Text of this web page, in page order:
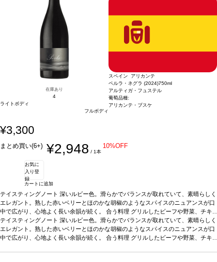
在庫あり
4
ライトボディ
フルボディ
スペイン アリカンテ
ペルラ・ネグラ (2024)750ml
アルティガ・フュステル
葡萄品種:
アリカンテ・ブスケ
¥3,300
まとめ買い(6+) ¥2,948 / 1本
10%OFF
お気に
入り登
録
カートに追加
テイスティングノート 深いルビー色。滑らかでバランスが取れていて、素晴らしく
エレガント。熟した赤いベリーとほのかな胡椒のようなスパイスのニュアンスが口
中で広がり、心地よく長い余韻が続く。 合う料理 グリルしたビーフや野菜、チキ
ンの照り焼きなどと好相性葡萄品種アリカンテ・ブーシェ 100%*本ヴィンテージ
が在庫切れの場合、在庫があり価格が同様の場合は自動的に次のヴィンテージに変
更されます、ご了承ください。
テイスティングノート 深いルビー色。滑らかでバランスが取れていて、素晴らしく
エレガント。熟した赤いベリーとほのかな胡椒のようなスパイスのニュアンスが口
中で広がり、心地よく長い余韻が続く。 合う料理 グリルしたビーフや野菜、チキ